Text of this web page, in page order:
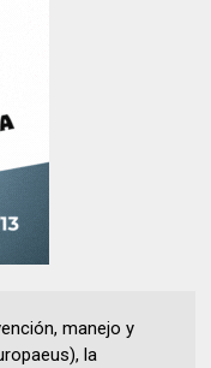
manejo y
la